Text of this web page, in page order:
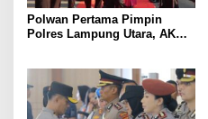
Polwan Pertama Pimpin
Polres Lampung Utara, AKBP